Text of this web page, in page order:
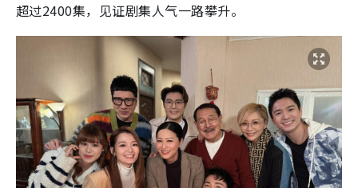
超过2400集，见证剧集人气一路攀升。​